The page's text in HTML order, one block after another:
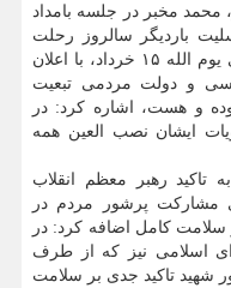
محمد مخبر در جلسه بامداد
باردیگر سالروز رحلت
امام راحل و نیز گرامیداشت یاد شهدای یوم الله ۱۵ خرداد، با اعلان
و دولت مردمی تبعیت
و هست، اشاره کرد: در
ایشان نصب العین همه
رهبر معظم انقلاب
مشارکت پرشور مردم در
سلامت کامل اضافه کرد: در
اسلامی نیز که از طرف
شهید تاکید جدی بر سلامت